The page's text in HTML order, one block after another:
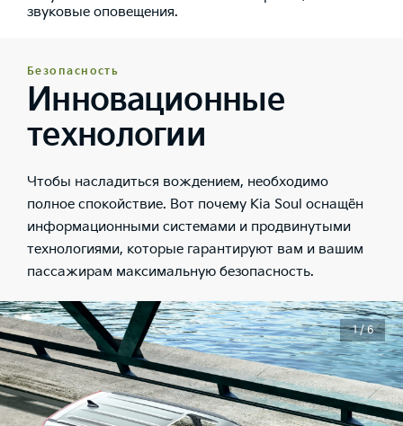
звуковые оповещения.
Безопасность
Инновационные
технологии
Чтобы насладиться вождением, необходимо
полное спокойствие. Вот почему Kia Soul оснащён
информационными системами и продвинутыми
технологиями, которые гарантируют вам и вашим
пассажирам максимальную безопасность.
1 / 6